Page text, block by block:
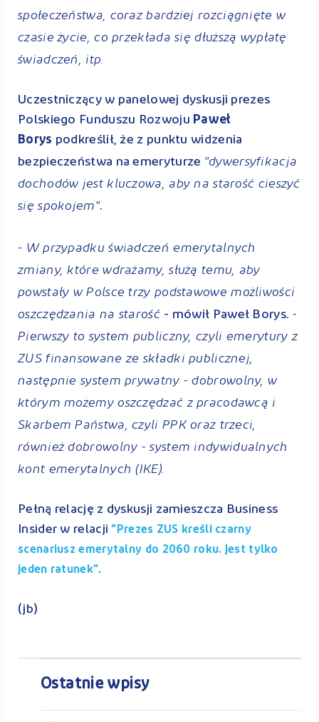
społeczeństwa, coraz bardziej rozciągnięte w
czasie życie, co przekłada się dłuższą wypłatę
świadczeń, itp.
Uczestniczący w panelowej dyskusji prezes
Polskiego Funduszu Rozwoju Paweł
Borys podkreślił, że z punktu widzenia
bezpieczeństwa na emeryturze "dywersyfikacja
dochodów jest kluczowa, aby na starość cieszyć
się spokojem".
- W przypadku świadczeń emerytalnych
zmiany, które wdrażamy, służą temu, aby
powstały w Polsce trzy podstawowe możliwości
oszczędzania na starość - mówił Paweł Borys. -
Pierwszy to system publiczny, czyli emerytury z
ZUS finansowane ze składki publicznej,
następnie system prywatny - dobrowolny, w
którym możemy oszczędzać z pracodawcą i
Skarbem Państwa, czyli PPK oraz trzeci,
również dobrowolny - system indywidualnych
kont emerytalnych (IKE).
Pełną relację z dyskusji zamieszcza Business
Insider w relacji "Prezes ZUS kreśli czarny
scenariusz emerytalny do 2060 roku. Jest tylko
jeden ratunek".
(jb)
Ostatnie wpisy